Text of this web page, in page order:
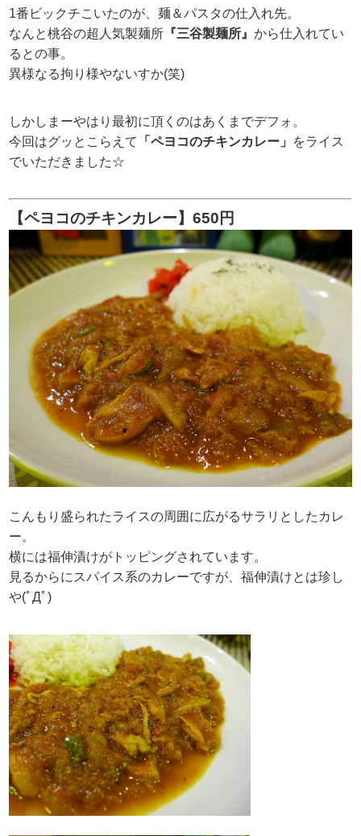
1番ビックチこいたのが、麺＆パスタの仕入れ先。
なんと桃谷の超人気製麺所 『三谷製麺所』から仕入れてい
るとの事。
異様なる拘り様やないすか(笑)
しかしまーやはり最初に頂くのはあくまでデフォ。
今回はグッとこらえて
「ペヨコのチキンカレー」
をライス
でいただきました☆
【ペヨコのチキンカレー】650円
こんもり盛られたライスの周囲に広がるサラリとしたカレ
ー。
横には福伸漬けがトッピングされています。
見るからにスパイス系のカレーですが、福伸漬けとは珍し
や(ﾟДﾟ)